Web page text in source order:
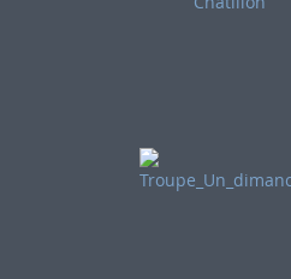
Comédien de la
dimanche qui